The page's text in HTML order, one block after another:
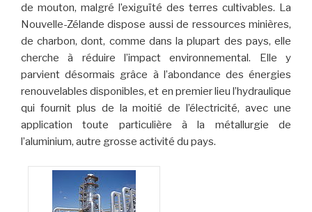
de mouton, malgré l’exiguïté des terres cultivables. La
Nouvelle-Zélande dispose aussi de ressources minières,
de charbon, dont, comme dans la plupart des pays, elle
cherche à réduire l’impact environnemental. Elle y
parvient désormais grâce à l’abondance des énergies
renouvelables disponibles, et en premier lieu l’hydraulique
qui fournit plus de la moitié de l’électricité, avec une
application toute particulière à la métallurgie de
l’aluminium, autre grosse activité du pays.